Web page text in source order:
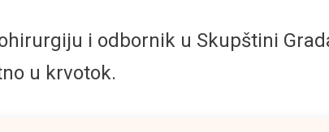
i odbornik u Skupštini
u krvotok.